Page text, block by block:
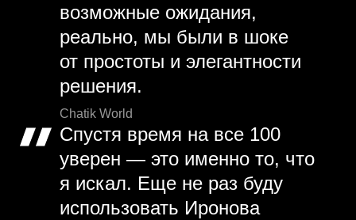
возможные ожидания,
реально, мы были в шоке
от простоты и элегантности
решения.
Chatik World
Спустя время на все 100
уверен — это именно то, что
я искал. Еще не раз буду
использовать Иронова